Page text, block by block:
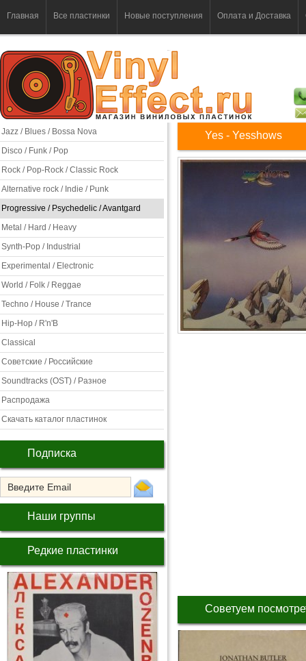
Главная Все пластинки Новые поступления Оплата и Доставка
Jazz / Blues / Bossa Nova
Disco / Funk / Pop
Rock / Pop-Rock / Classic Rock
Alternative rock / Indie / Punk
Progressive / Psychedelic / Avantgard
Metal / Hard / Heavy
Synth-Pop / Industrial
Experimental / Electronic
World / Folk / Reggae
Techno / House / Trance
Hip-Hop / R'n'B
Classical
Советские / Российские
Soundtracks (OST) / Разное
Распродажа
Скачать каталог пластинок
Подписка
Наши группы
Редкие пластинки
Yes - Yesshows
Советуем